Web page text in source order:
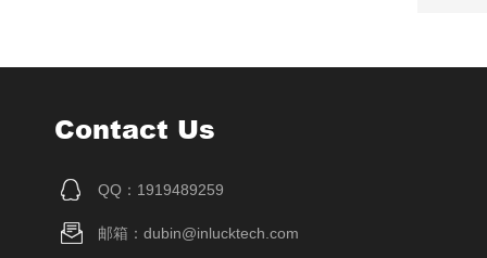
Contact Us
QQ：1919489259
邮箱：dubin@inlucktech.com